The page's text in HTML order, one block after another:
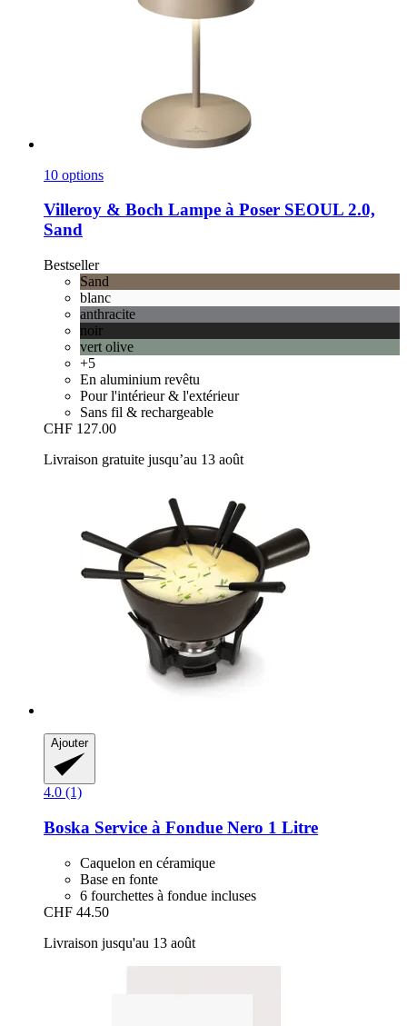
10 options
Villeroy & Boch Lampe à Poser SEOUL 2.0,
Sand
Bestseller
Sand
blanc
anthracite
noir
vert olive
+5
En aluminium revêtu
Pour l'intérieur & l'extérieur
Sans fil & rechargeable
CHF 127.00
Livraison gratuite jusqu’au 13 août
Ajouter
4.0 (1)
Boska Service à Fondue Nero 1 Litre
Caquelon en céramique
Base en fonte
6 fourchettes à fondue incluses
CHF 44.50
Livraison jusqu'au 13 août